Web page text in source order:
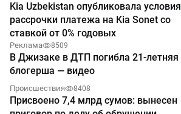
Kia Uzbekistan опубликовала условия
рассрочки платежа на Kia Sonet со
ставкой от 0% годовых
Реклама 8509
В Джизаке в ДТП погибла 21-летняя
блогерша — видео
Происшествия 8408
Присвоено 7,4 млрд сумов: вынесен